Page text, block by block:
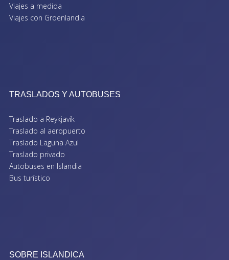
Viajes a medida
Viajes con Groenlandia
TRASLADOS Y AUTOBUSES
Traslado a Reykjavík
Traslado al aeropuerto
Traslado Laguna Azul
Traslado privado
Autobuses en Islandia
Bus turístico
SOBRE ISLANDICA